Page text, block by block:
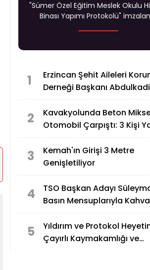
"Sümer Özel Eğitim Meslek Okulu
Binası Yapımı Protokolü"
1
Erzincan Şehit Aileleri
Derneği Başkanı
2
Kavakyolunda Beton
Otomobil Çarpıştı: 3 Kişi
3
Kemah'ın Girişi 3 Metre
Genişletiliyor
4
TSO Başkan Adayı
Basın Mensuplarıyla
5
Yıldırım ve Protokol
Çayırlı Kaymakamlığı ve